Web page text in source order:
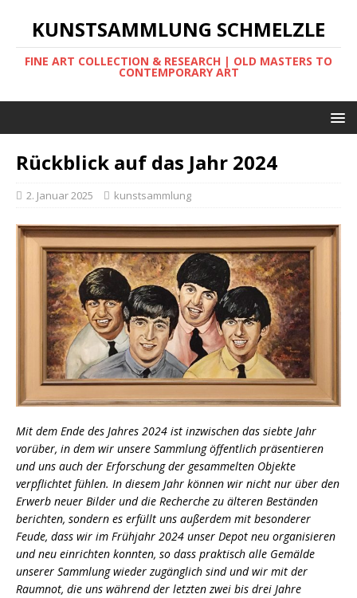
KUNSTSAMMLUNG SCHMELZLE
FINE ART COLLECTION & RESEARCH | OLD MASTERS TO
CONTEMPORARY ART
Rückblick auf das Jahr 2024
2. Januar 2025 kunstsammlung
Mit dem Ende des Jahres 2024 ist inzwischen das siebte Jahr
vorüber, in dem wir unsere Sammlung öffentlich präsentieren
und uns auch der Erforschung der gesammelten Objekte
verpflichtet fühlen. In diesem Jahr können wir nicht nur über den
Erwerb neuer Bilder und die Recherche zu älteren Beständen
berichten, sondern es erfüllt uns außerdem mit besonderer
Feude, dass wir im Frühjahr 2024 unser Depot neu organisieren
und neu einrichten konnten, so dass praktisch alle Gemälde
unserer Sammlung wieder zugänglich sind und wir mit der
Raumnot, die uns während der letzten zwei bis drei Jahre